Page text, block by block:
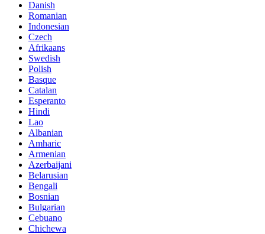
Danish
Romanian
Indonesian
Czech
Afrikaans
Swedish
Polish
Basque
Catalan
Esperanto
Hindi
Lao
Albanian
Amharic
Armenian
Azerbaijani
Belarusian
Bengali
Bosnian
Bulgarian
Cebuano
Chichewa